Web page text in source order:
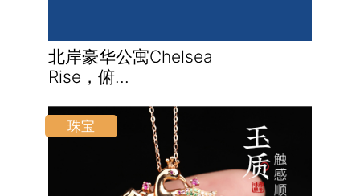
北岸豪华公寓Chelsea
Rise，俯...
珠宝